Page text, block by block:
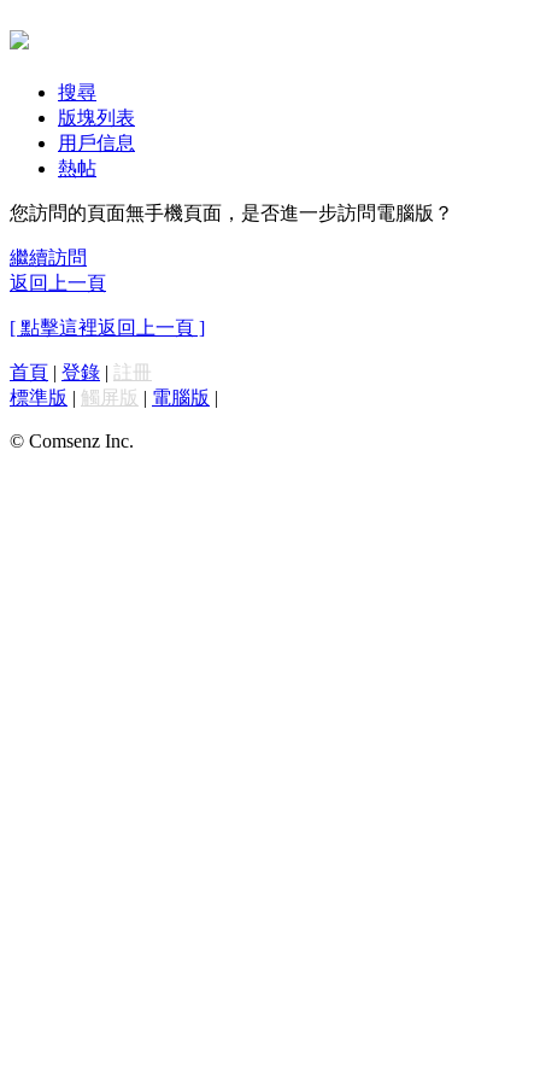
搜尋
版塊列表
用戶信息
熱帖
您訪問的頁面無手機頁面，是否進一步訪問電腦版？
繼續訪問
返回上一頁
[ 點擊這裡返回上一頁 ]
首頁 | 登錄 | 註冊
標準版 | 觸屏版 | 電腦版 |
© Comsenz Inc.